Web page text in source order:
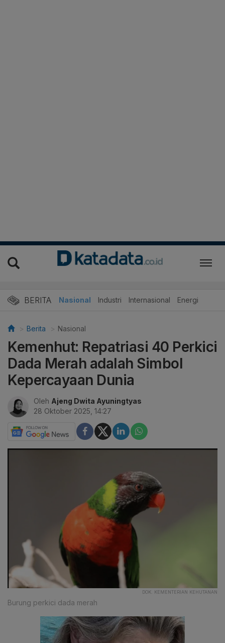
BERITA Nasional Industri Internasional Energi
Berita Nasional
Kemenhut: Repatriasi 40 Perkici
Dada Merah adalah Simbol
Kepercayaan Dunia
Oleh Ajeng Dwita Ayuningtyas
28 Oktober 2025, 14:27
DOK. KEMENTERIAN KEHUTANAN
Burung perkici dada merah